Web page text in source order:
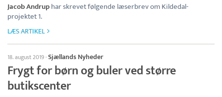
Jacob Andruphar skrevet følgende læserbrev om Kildedal-
projektet 1.
LÆS ARTIKEL
18. august 2019·Sjællands Nyheder
Frygt for børn og buler ved større
butikscenter